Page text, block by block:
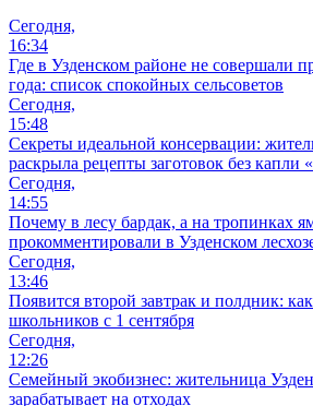
Сегодня,
16:34
Где в Узденском районе не совершали
года: список спокойных сельсоветов
Сегодня,
15:48
Секреты идеальной консервации:
раскрыла рецепты заготовок без капли
Сегодня,
14:55
Почему в лесу бардак, а на тропинках
прокомментировали в Узденском
Сегодня,
13:46
Появится второй завтрак и полдник:
школьников с 1 сентября
Сегодня,
12:26
Семейный экобизнес: жительница
зарабатывает на отходах